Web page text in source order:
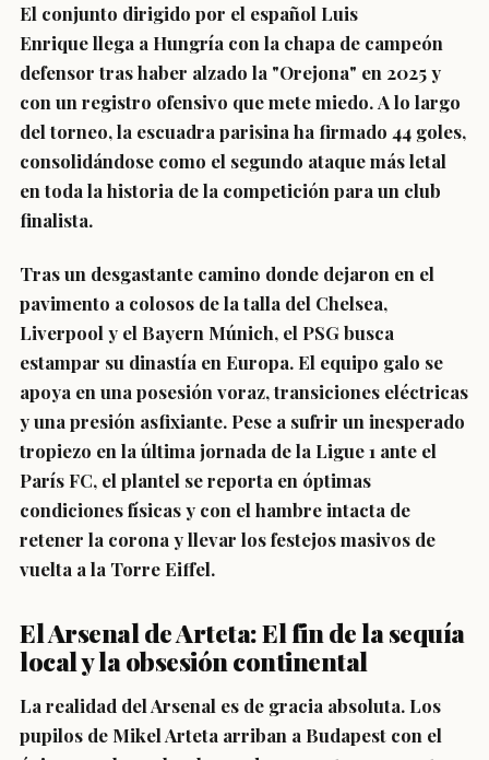
El conjunto dirigido por el español Luis
Enriquellega a Hungría con la chapa de campeón
defensor tras haber alzado la "Orejona" en 2025 y
con un registro ofensivo que mete miedo. A lo largo
del torneo, la escuadra parisina ha firmado 44 goles,
consolidándose como el segundo ataque más letal
en toda la historia de la competición para un club
finalista.
Tras un desgastante camino donde dejaron en el
pavimento a colosos de la talla del Chelsea,
Liverpool y el Bayern Múnich, el PSG busca
estampar su dinastía en Europa. El equipo galo se
apoya en una posesión voraz, transiciones eléctricas
y una presión asfixiante. Pese a sufrir un inesperado
tropiezo en la última jornada de la Ligue 1 ante el
París FC, el plantel se reporta en óptimas
condiciones físicas y con el hambre intacta de
retener la corona y llevar los festejos masivos de
vuelta a la Torre Eiffel.
El Arsenal de Arteta: El fin de la sequía
local y la obsesión continental
La realidad del Arsenal es de gracia absoluta. Los
pupilos de Mikel Arteta arriban a Budapest con el